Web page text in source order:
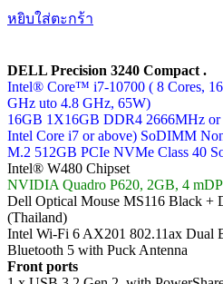
หยิบใส่ตะกร้า
DELL Precision 3240 Compact .
Intel® Core™ i7-10700 ( 8 Cores,
GHz uto 4.8 GHz, 65W)
16GB 1X16GB DDR4 2666MHz
Intel Core i7 or above) SoDIMM
M.2 512GB PCIe NVMe Class 40
Intel® W480 Chipset
NVIDIA Quadro P620, 2GB, 4 mDP
Dell Optical Mouse MS116 Black +
(Thailand)
Intel Wi-Fi 6 AX201 802.11ax Dual
Bluetooth 5 with Puck Antenna
Front ports